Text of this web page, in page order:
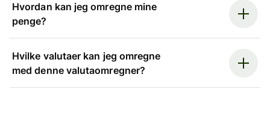
Hvordan kan jeg omregne mine
penge?
Hvilke valutaer kan jeg omregne
med denne valutaomregner?